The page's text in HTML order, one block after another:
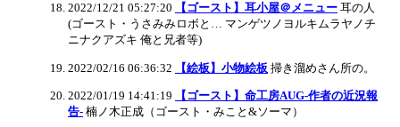
2022/12/21 05:27:20 【ゴースト】耳小屋＠メニュー 耳の人
(ゴースト・うさみみロボと… マンゲツノヨルキムラヤノチ
ニナクアズキ 俺と兄者等)
2022/02/16 06:36:32 【絵板】小物絵板 掃き溜めさん所の。
2022/01/19 14:41:19
【ゴースト】命工房AUG-作者の近況報
告- 楠ノ木正成（ゴースト・みこと&ソーマ）